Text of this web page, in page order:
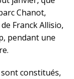
Chanot,
Franck Allisio,
pendant une
constitués,